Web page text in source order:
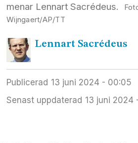
menar Lennart Sacrédeus.
Wijngaert/AP/TT
Lennart Sacrédeus
Publicerad
13 juni 2024 - 00:05
Senast uppdaterad
13 juni 2024